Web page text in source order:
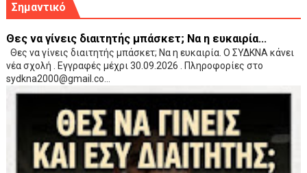
Σημαντικό
Θες να γίνεις διαιτητής μπάσκετ; Να η ευκαιρία...
Θες να γίνεις διαιτητής μπάσκετ; Να η ευκαιρία. Ο ΣΥΔΚΝΑ κάνει
νέα σχολή . Εγγραφές μέχρι 30.09.2026 . Πληροφορίες στο
sydkna2000@gmail.co...